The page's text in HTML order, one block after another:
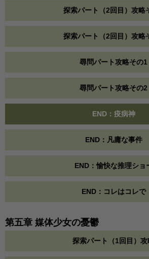
探索パート（2回目）攻略
探索パート（2回目）攻略
尋問パート攻略その1
尋問パート攻略その2
END：疫病神
END：凡庸な事件
END：愉快な推理ショ
END：コレはコレで
第五章 媒体少女の憂鬱
探索パート（1回目）攻